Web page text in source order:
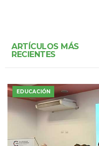
ARTÍCULOS MÁS
RECIENTES
EDUCACIÓN